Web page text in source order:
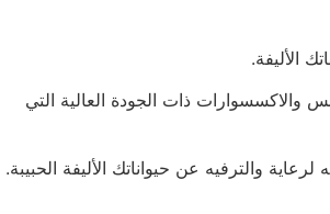
ذات الجودة العالية التي